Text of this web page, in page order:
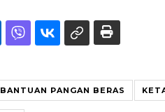
BANTUAN PANGAN BERAS